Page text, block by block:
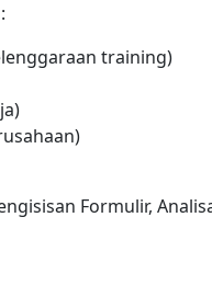
training)
Formulir,